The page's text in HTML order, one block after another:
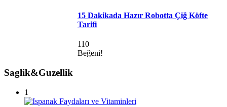
15 Dakikada Hazır Robotta Çiğ Köfte
Tarifi
110
Beğeni!
Saglik&Guzellik
1